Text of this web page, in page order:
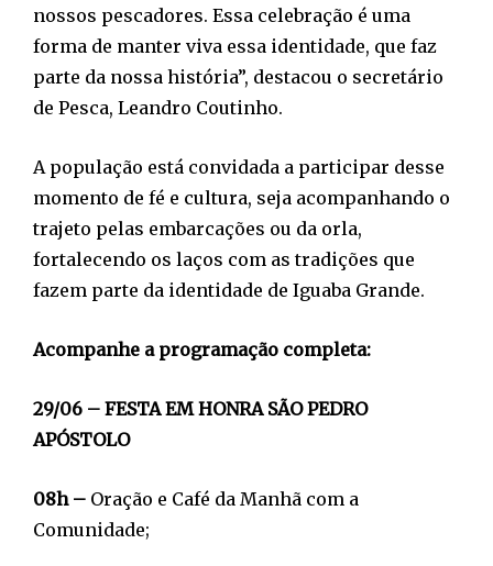
nossos pescadores. Essa celebração é uma
forma de manter viva essa identidade, que faz
parte da nossa história”, destacou o secretário
de Pesca, Leandro Coutinho.
A população está convidada a participar desse
momento de fé e cultura, seja acompanhando o
trajeto pelas embarcações ou da orla,
fortalecendo os laços com as tradições que
fazem parte da identidade de Iguaba Grande.
Acompanhe a programação completa:
29/06 – FESTA EM HONRA SÃO PEDRO
APÓSTOLO
08h – Oração e Café da Manhã com a
Comunidade;